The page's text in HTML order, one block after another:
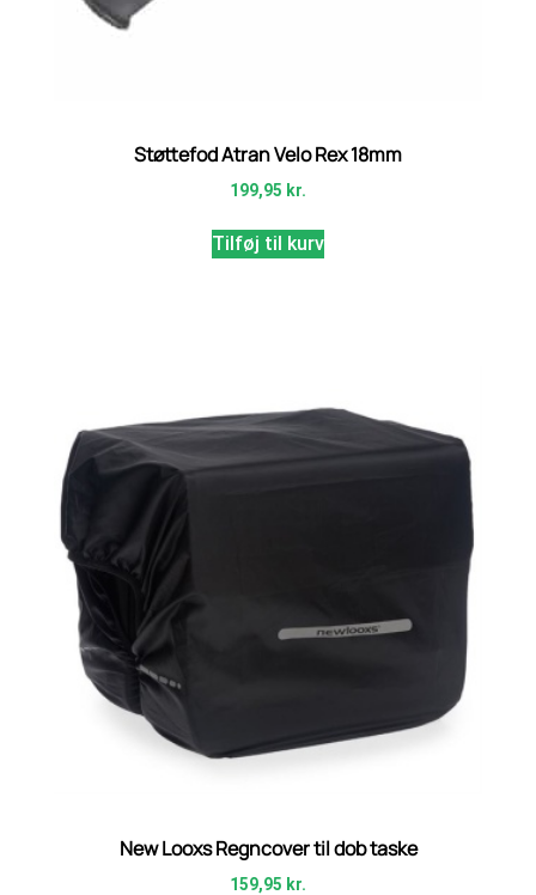
Støttefod Atran Velo Rex 18mm
199,95 kr.
Tilføj til kurv
New Looxs Regncover til dob taske
159,95 kr.